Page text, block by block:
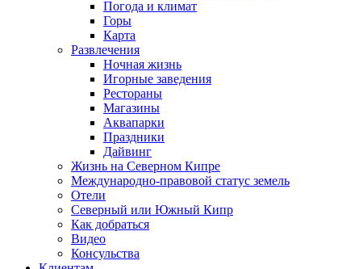
Погода и климат
Горы
Карта
Развлечения
Ночная жизнь
Игорные заведения
Рестораны
Магазины
Аквапарки
Праздники
Дайвинг
Жизнь на Северном Кипре
Международно-правовой статус земель
Отели
Северный или Южный Кипр
Как добраться
Видео
Консульства